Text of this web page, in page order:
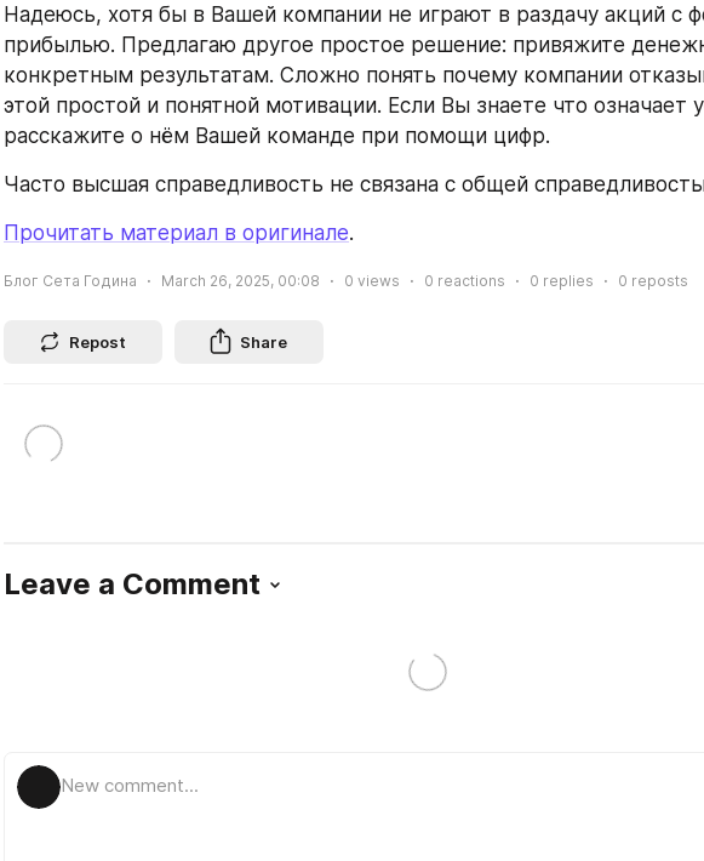
Надеюсь, хотя бы в Вашей компании не играют в раздачу акций с
прибылью. Предлагаю другое простое решение: привяжите
конкретным результатам. Сложно понять почему компании
этой простой и понятной мотивации. Если Вы знаете что означает
расскажите о нём Вашей команде при помощи цифр.
Часто высшая справедливость не связана с общей
Прочитать материал в оригинале.
Блог Сета Година March 26, 2025, 00:08 0 views 0 reactions 0 replies 0 reposts
Repost Share
Leave a Comment